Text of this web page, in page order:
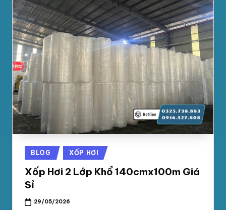
Posted
in
BLOG XỐP HƠI
Xốp Hơi 2 Lớp Khổ 140cmx100m Giá
Sỉ
29/05/2026